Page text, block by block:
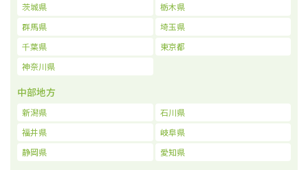
茨城県
栃木県
群馬県
埼玉県
千葉県
東京都
神奈川県
中部地方
新潟県
石川県
福井県
岐阜県
静岡県
愛知県